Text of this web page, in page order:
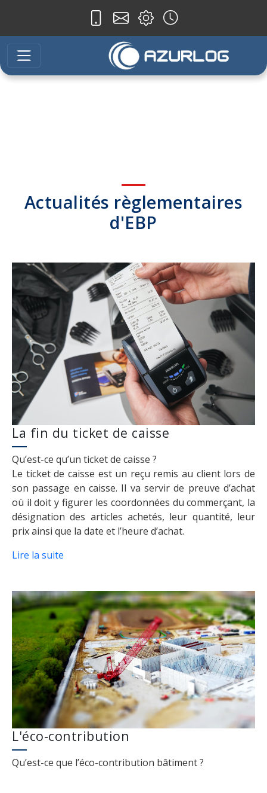
Actualités règlementaires
d'EBP
La fin du ticket de caisse
Qu’est-ce qu’un ticket de caisse ?
Le ticket de caisse est un reçu remis au client lors de
son passage en caisse. Il va servir de preuve d’achat
où il doit y figurer les coordonnées du commerçant, la
désignation des articles achetés, leur quantité, leur
prix ainsi que la date et l’heure d’achat.
Lire la suite
L'éco-contribution
Qu’est-ce que l’éco-contribution bâtiment ?